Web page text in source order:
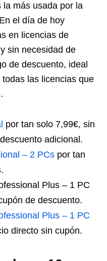
la más usada por la
el día de hoy
en licencias de
sin necesidad de
de descuento, ideal
las licencias que
por tan solo 7,99€, sin
adicional.
– 2 PCs por tan
Plus – 1 PC
de descuento.
Plus – 1 PC
directo sin cupón.